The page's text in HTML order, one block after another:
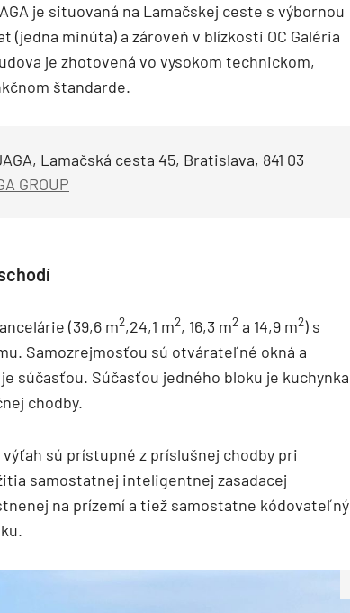
je situovaná na Lamačskej ceste s výbornou
minúta) a zároveň v blízkosti OC Galéria
je zhotovená vo vysokom technickom,
štandarde.
Lamačská cesta 45, Bratislava, 841 03
GROUP
(39,6 m2,24,1 m2, 16,3 m2 a 14,9 m2) s
Samozrejmosťou sú otvárateľné okná a
súčasťou. Súčasťou jedného bloku je kuchynka
chodby.
sú prístupné z príslušnej chodby pri
samostatnej inteligentnej zasadacej
na prízemí a tiež samostatne kódovateľný